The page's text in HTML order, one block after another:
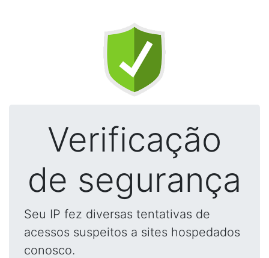
Verificação
de segurança
Seu IP fez diversas tentativas de
acessos suspeitos a sites hospedados
conosco.